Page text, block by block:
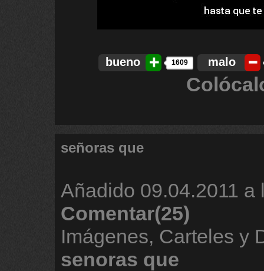
bueno 1609 malo
señoras que
Añadido 09.04.2011 a
Comentar(25)
Imágenes, Carteles y
senoras que